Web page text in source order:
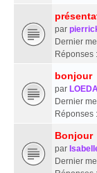
par
Dernier
Réponses :
bonjour
par
Dernier
Réponses :
Bonjour
par
Dernier